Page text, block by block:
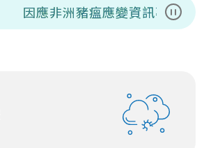
暫停
因應非洲豬瘟應變資訊專區